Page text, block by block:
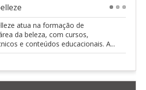
atua na formação de
da beleza, com cursos,
e conteúdos educacionais. A...